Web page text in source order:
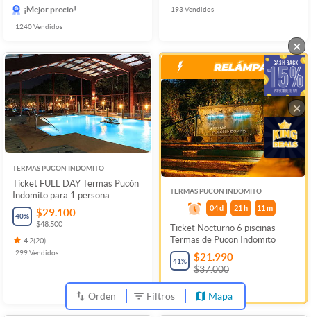
¡Mejor precio!
1240Vendidos
193Vendidos
TERMAS PUCON INDOMITO
Ticket FULL DAY Termas Pucón
Indomito para 1 persona
40% $29.100
$48.500
4.2(20)
299Vendidos
TERMAS PUCON INDOMITO
04 d 21 h 11 m
Ticket Nocturno 6 piscinas
Termas de Pucon Indomito
41% $21.990
$37.000
Orden Filtros Mapa
×
×